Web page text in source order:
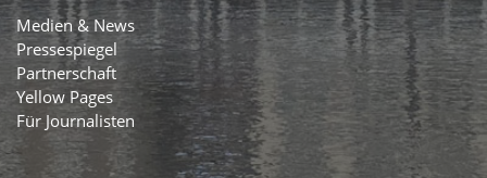
Medien & News
Pressespiegel
Partnerschaft
Yellow Pages
Für Journalisten